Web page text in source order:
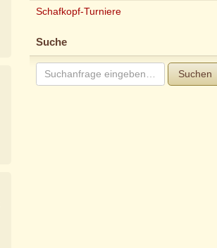
Schafkopf-Turniere
Suche
Suchen